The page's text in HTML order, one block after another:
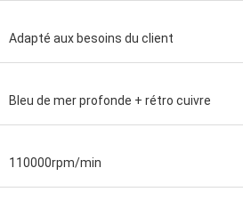
Adapté aux besoins du client
Bleu de mer profonde + rétro cuivre
110000rpm/min